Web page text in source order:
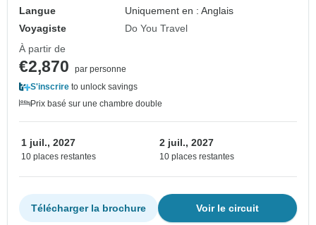
Langue
Uniquement en : Anglais
Voyagiste
Do You Travel
À partir de
€2,870
par personne
S'inscrire to unlock savings
Prix basé sur une chambre double
1 juil., 2027
10 places restantes
2 juil., 2027
10 places restantes
Voir le circuit
Télécharger la brochure